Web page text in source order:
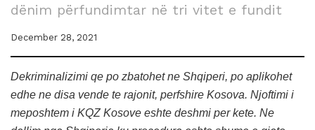
dënim përfundimtar në tri vitet e fundit
December 28, 2021
Dekriminalizimi qe po zbatohet ne Shqiperi, po aplikohet
edhe ne disa vende te rajonit, perfshire Kosova. Njoftimi i
meposhtem i KQZ Kosove eshte deshmi per kete. Ne